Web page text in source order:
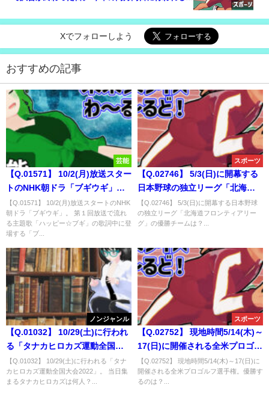
Xでフォローしよう
おすすめの記事
芸能
【Q.01571】 10/2(月)放送スター
トのNHK朝ドラ「ブギウギ」。
第１回放送で流れる主題歌「ハ
ッピー☆ブギ」の歌詞中に登場
する「ブギ」の回数は？
【Q.01571】 10/2(月)放送スタートのNHK
朝ドラ「ブギウギ」。 第１回放送で流れ
る主題歌「ハッピー☆ブギ」の歌詞中に登
場する「ブ...
スポーツ
【Q.02746】 5/3(日)に開幕する
日本野球の独立リーグ「北海道
フロンティアリーグ」の優勝チ
ームは？
【Q.02746】 5/3(日)に開幕する日本野球
の独立リーグ「北海道フロンティアリー
グ」の優勝チームは？...
ノンジャンル
【Q.01032】 10/29(土)に行われ
る「タナカヒロカズ運動全国大
会2022」。 当日集まるタナカヒ
ロカズは何人？
【Q.01032】 10/29(土)に行われる「タナ
カヒロカズ運動全国大会2022」。 当日集
まるタナカヒロカズは何人？...
スポーツ
【Q.02752】 現地時間5/14(木)～
17(日)に開催される全米プロゴル
フ選手権。優勝するのは？
【Q.02752】 現地時間5/14(木)～17(日)に
開催される全米プロゴルフ選手権。優勝す
るのは？...